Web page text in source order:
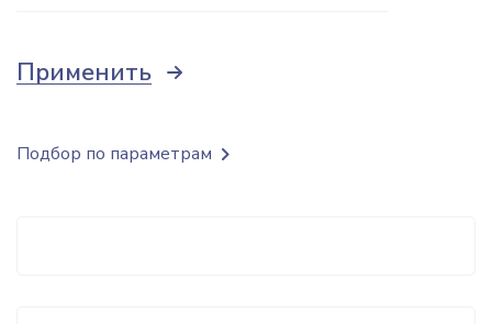
Применить
Подбор по параметрам